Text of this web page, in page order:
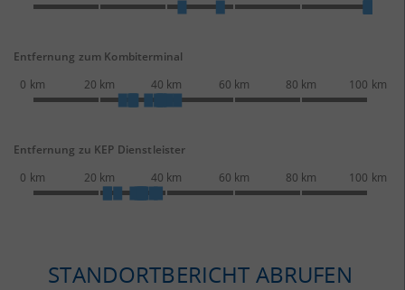
Entfernung zum Kombiterminal
0 km
20 km 40 km 60 km 80 km 100 km
Entfernung zu KEP Dienstleister
0 km
20 km 40 km 60 km 80 km 100 km
STANDORTBERICHT ABRUFEN